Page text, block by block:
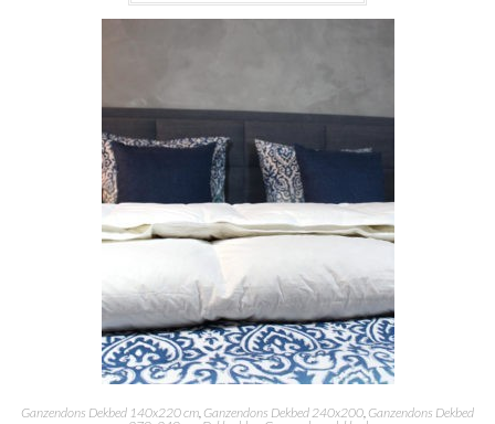
Ganzendons Dekbed 140x220 cm, Ganzendons Dekbed 240x200, Ganzendons Dekbed